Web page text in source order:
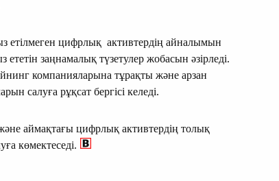
етілмеген цифрлық активтердің айналымын
заңнамалық түзетулер жобасын әзірледі.
компанияларына тұрақты және арзан
салуға рұқсат бергісі келеді.
аймақтағы цифрлық активтердің толық
көмектеседі.